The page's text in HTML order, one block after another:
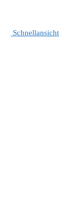
Schnellansicht